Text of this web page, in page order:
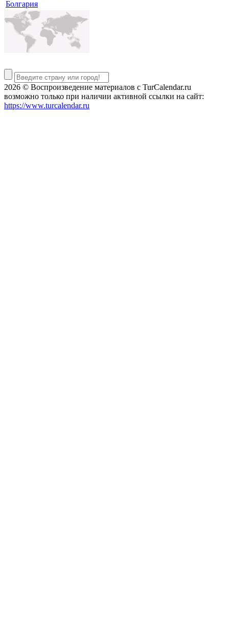
Болгария
2026 © Воспроизведение материалов c TurCalendar.ru
возможно только при наличии активной ссылки на сайт:
https://www.turcalendar.ru